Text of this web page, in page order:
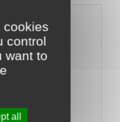
cookies
control
want to
all